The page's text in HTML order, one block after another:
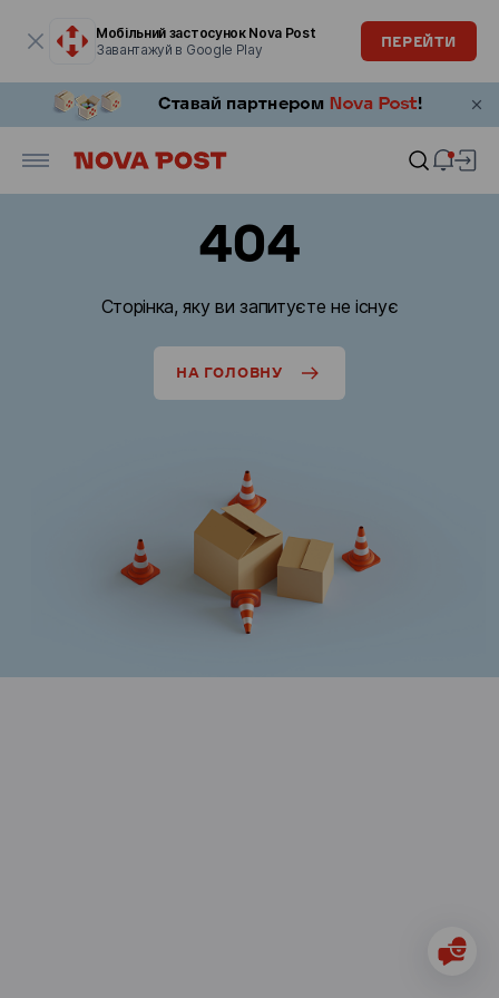
Мобільний застосунок Nova Post
Завантажуй в Google Play
ПЕРЕЙТИ
404
Сторінка, яку ви запитуєте не існує
НА ГОЛОВНУ